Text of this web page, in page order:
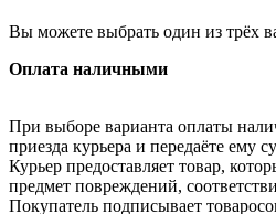
Вы можете выбрать один из трёх
Оплата наличными
При выборе варианта оплаты
приезда курьера и передаёте ему
Курьер предоставляет товар,
предмет повреждений,
Покупатель подписывает